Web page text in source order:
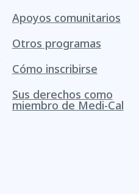
Apoyos comunitarios
Otros programas
Cómo inscribirse
Sus derechos como
miembro de Medi-Cal